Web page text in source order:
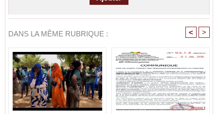
DANS LA MÊME RUBRIQUE : < >